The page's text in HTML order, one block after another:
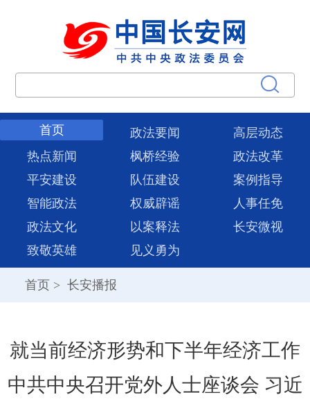
首页 政法要闻
高层动态
热点新闻
枫桥经验
政法改革
平安建设
队伍建设
案例指导
智能政法
权威辟谣
人事任免
政法文化
以案释法
长安微视
致敬英雄
见义勇为
首页 > 长安播报
就当前经济形势和下半年经济工作
中共中央召开党外人士座谈会 习近